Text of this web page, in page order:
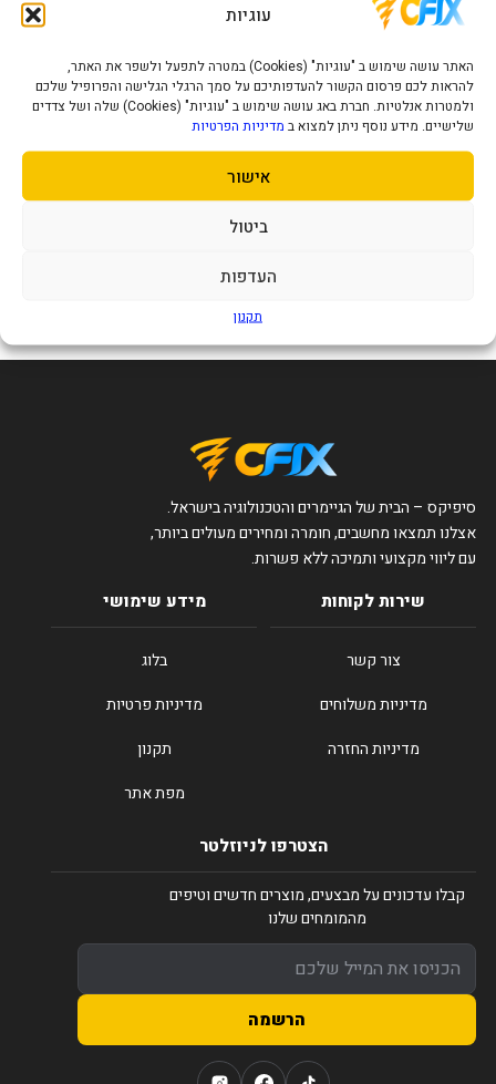
עוגיות
האתר עושה שימוש ב "עוגיות" (Cookies) במטרה לתפעל ולשפר את האתר,
להראות לכם פרסום הקשור להעדפותיכם על סמך הרגלי הגלישה והפרופיל שלכם
ולמטרות אנלטיות. חברת באג עושה שימוש ב "עוגיות" (Cookies) שלה ושל צדדים
שלישיים. מידע נוסף ניתן למצוא ב מדיניות הפרטיות
אישור
ביטול
העדפות
תקנון
עמדת ריקון אוטומטית לשואב אבק
סיפיקס – הבית של הגיימרים והטכנולוגיה בישראל.
אצלנו תמצאו מחשבים, חומרה ומחירים מעולים ביותר,
עם ליווי מקצועי ותמיכה ללא פשרות.
שירות לקוחות
צור קשר
מדיניות משלוחים
מדיניות החזרה
מידע שימושי
בלוג
מדיניות פרטיות
תקנון
מפת אתר
הצטרפו לניוזלטר
קבלו עדכונים על מבצעים, מוצרים חדשים וטיפים
מהמומחים שלנו
הרשמה